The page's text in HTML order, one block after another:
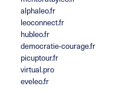
alphaleo.fr
leoconnect.fr
hubleo.fr
democratie-courage.fr
picuptour.fr
virtual.pro
eveleo.fr